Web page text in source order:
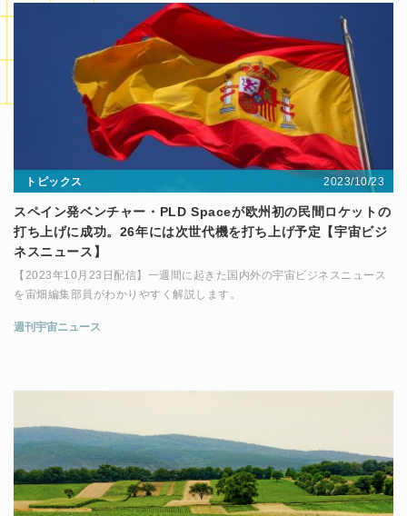
トピックス 2023/10/23
スペイン発ベンチャー・PLD Spaceが欧州初の民間ロケットの
打ち上げに成功。26年には次世代機を打ち上げ予定【宇宙ビジ
ネスニュース】
【2023年10月23日配信】一週間に起きた国内外の宇宙ビジネスニュース
を宙畑編集部員がわかりやすく解説します。
週刊宇宙ニュース